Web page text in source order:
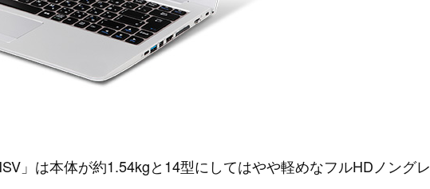
」は本体が約1.54kgと14型にしてはやや軽めなフルHDノングレ